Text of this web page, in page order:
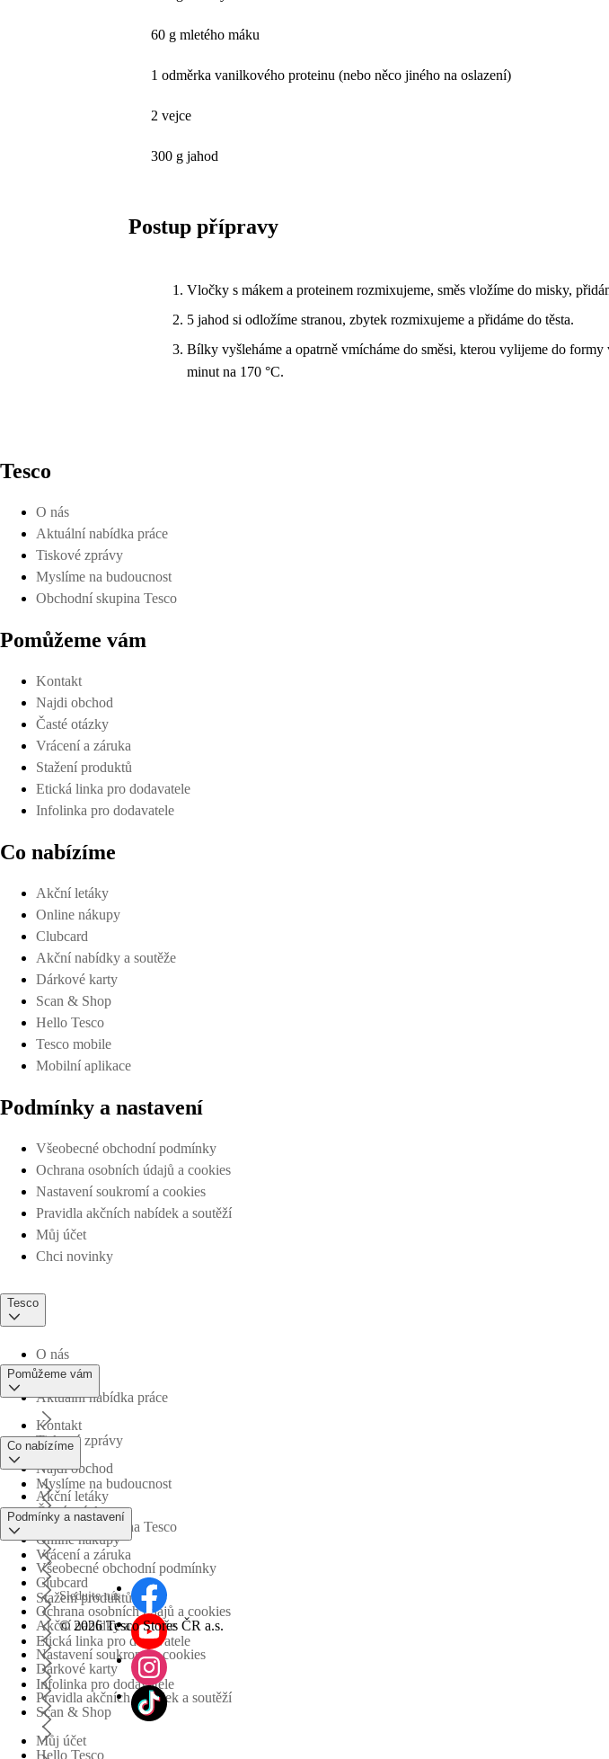
60 g mletého máku
1 odměrka vanilkového proteinu (nebo něco jiného na oslazení)
2 vejce
300 g jahod
Postup přípravy
Vločky s mákem a proteinem rozmixujeme, směs vložíme do misky,
5 jahod si odložíme stranou, zbytek rozmixujeme a přidáme do těsta.
Bílky vyšleháme a opatrně vmícháme do směsi, kterou vylijeme do
minut na 170 °C.
Tesco
O nás
Aktuální nabídka práce
Tiskové zprávy
Myslíme na budoucnost
Obchodní skupina Tesco
Pomůžeme vám
Kontakt
Najdi obchod
Časté otázky
Vrácení a záruka
Stažení produktů
Etická linka pro dodavatele
Infolinka pro dodavatele
Co nabízíme
Akční letáky
Online nákupy
Clubcard
Akční nabídky a soutěže
Dárkové karty
Scan & Shop
Hello Tesco
Tesco mobile
Mobilní aplikace
Podmínky a nastavení
Všeobecné obchodní podmínky
Ochrana osobních údajů a cookies
Nastavení soukromí a cookies
Pravidla akčních nabídek a soutěží
Můj účet
Chci novinky
Tesco
O nás
Aktuální nabídka práce
Tiskové zprávy
Myslíme na budoucnost
Obchodní skupina Tesco
Pomůžeme vám
Kontakt
Najdi obchod
Časté otázky
Vrácení a záruka
Stažení produktů
Etická linka pro dodavatele
Infolinka pro dodavatele
Co nabízíme
Akční letáky
Online nákupy
Clubcard
Akční nabídky a soutěže
Dárkové karty
Scan & Shop
Hello Tesco
Podmínky a nastavení
Všeobecné obchodní podmínky
Ochrana osobních údajů a cookies
Nastavení soukromí a cookies
Pravidla akčních nabídek a soutěží
Můj účet
Sledujte nás
© 2026 Tesco Stores ČR a.s.